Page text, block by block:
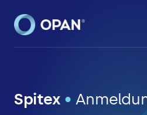
OPAN® • Online-
Spitex •